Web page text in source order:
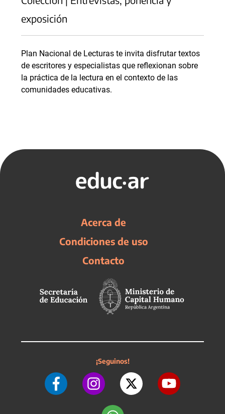
exposición
Plan Nacional de Lecturas te invita disfrutar textos
de escritores y especialistas que reflexionan sobre
la práctica de la lectura en el contexto de las
comunidades educativas.
Acerca de
Condiciones de uso
Contacto
¡Seguinos!